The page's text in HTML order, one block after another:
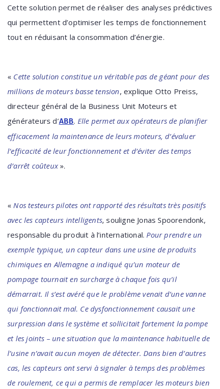
Cette solution permet de réaliser des analyses prédictives
qui permettent d’optimiser les temps de fonctionnement
tout en réduisant la consommation d’énergie.
« Cette solution constitue un véritable pas de géant pour des
millions de moteurs basse tension, explique Otto Preiss,
directeur général de la Business Unit Moteurs et
générateurs d’ABB. Elle permet aux opérateurs de planifier
efficacement la maintenance de leurs moteurs, d’évaluer
l’efficacité de leur fonctionnement et d’éviter des temps
d’arrêt coûteux».
«Nos testeurs pilotes ont rapporté des résultats très positifs
avec les capteurs intelligents, souligne Jonas Spoorendonk,
responsable du produit à l’international.Pour prendre un
exemple typique, un capteur dans une usine de produits
chimiques en Allemagne a indiqué qu’un moteur de
pompage tournait en surcharge à chaque fois qu’il
démarrait. Il s’est avéré que le problème venait d’une vanne
qui fonctionnait mal. Ce dysfonctionnement causait une
surpression dans le système et sollicitait fortement la pompe
et les joints – une situation que la maintenance habituelle de
l’usine n’avait aucun moyen de détecter. Dans bien d’autres
cas, les capteurs ont servi à signaler à temps des problèmes
de roulement, ce qui a permis de remplacer les moteurs bien